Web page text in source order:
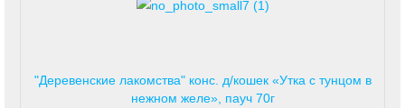
"Деревенские лакомства" конс. д/кошек «Утка с тунцом в
нежном желе», пауч 70г